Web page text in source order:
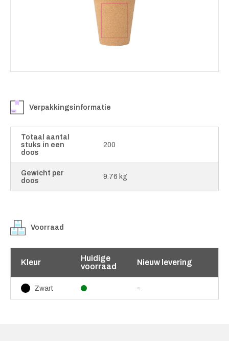
Verpakkingsinformatie
Totaal aantal
stuks in een
doos
200
Gewicht per
doos
9.76 kg
Voorraad
Kleur
Huidige
voorraad
Nieuw levering
Zwart -